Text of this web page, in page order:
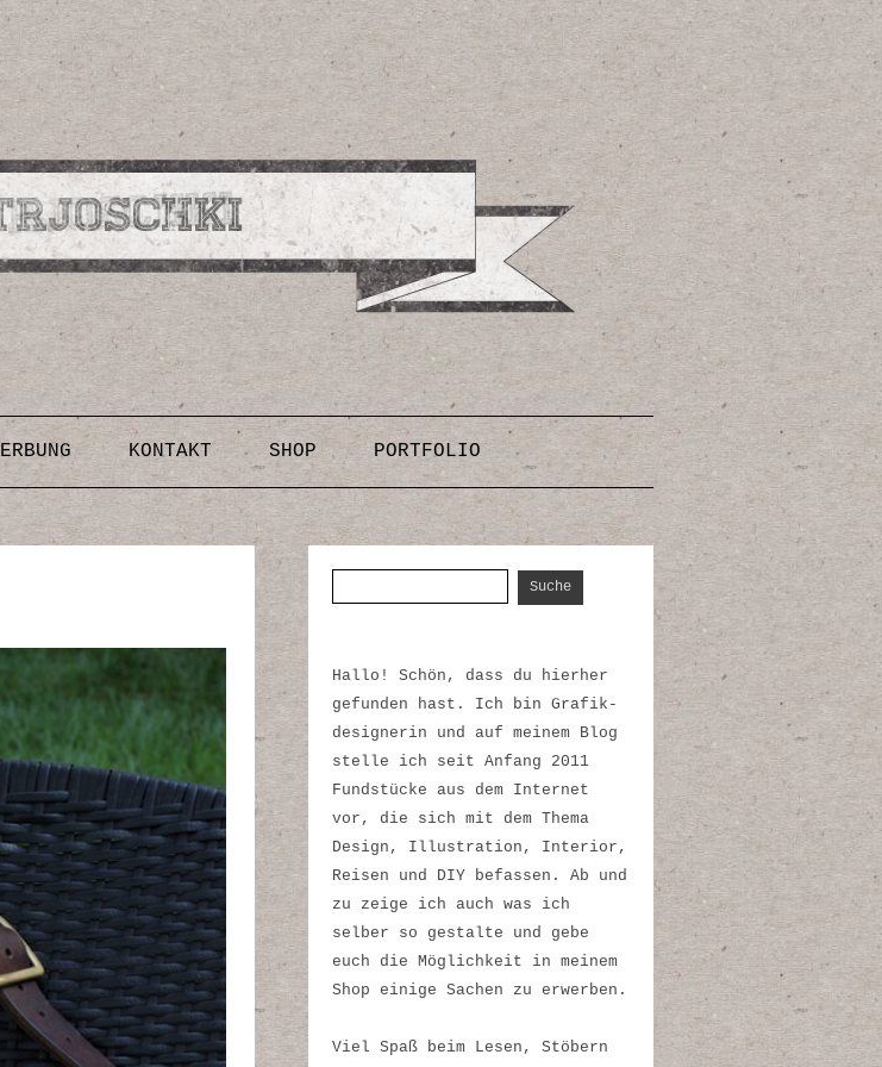
Kunst, Fotografien, Rezepte,
DIY-Anleitungen & Vorlagen
Skip to content
KONTAKT SHOP PORTFOLIO
Hallo! Schön, dass du hierher
gefunden hast. Ich bin Grafik-
designerin und auf meinem Blog
stelle ich seit Anfang 2011
Fundstücke aus dem Internet
vor, die sich mit dem Thema
Design, Illustration, Interior,
Reisen und DIY befassen. Ab und
zu zeige ich auch was ich
selber so gestalte und gebe
euch die Möglichkeit in meinem
Shop einige Sachen zu erwerben.
Viel Spaß beim Lesen, Stöbern